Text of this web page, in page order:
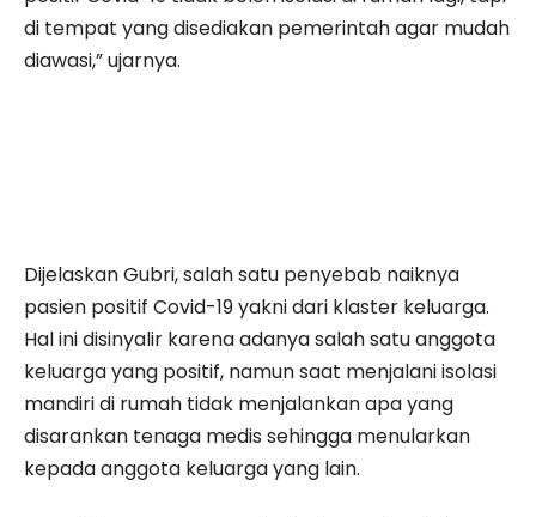
di tempat yang disediakan pemerintah agar mudah
diawasi,” ujarnya.
Dijelaskan Gubri, salah satu penyebab naiknya
pasien positif Covid-19 yakni dari klaster keluarga.
Hal ini disinyalir karena adanya salah satu anggota
keluarga yang positif, namun saat menjalani isolasi
mandiri di rumah tidak menjalankan apa yang
disarankan tenaga medis sehingga menularkan
kepada anggota keluarga yang lain.